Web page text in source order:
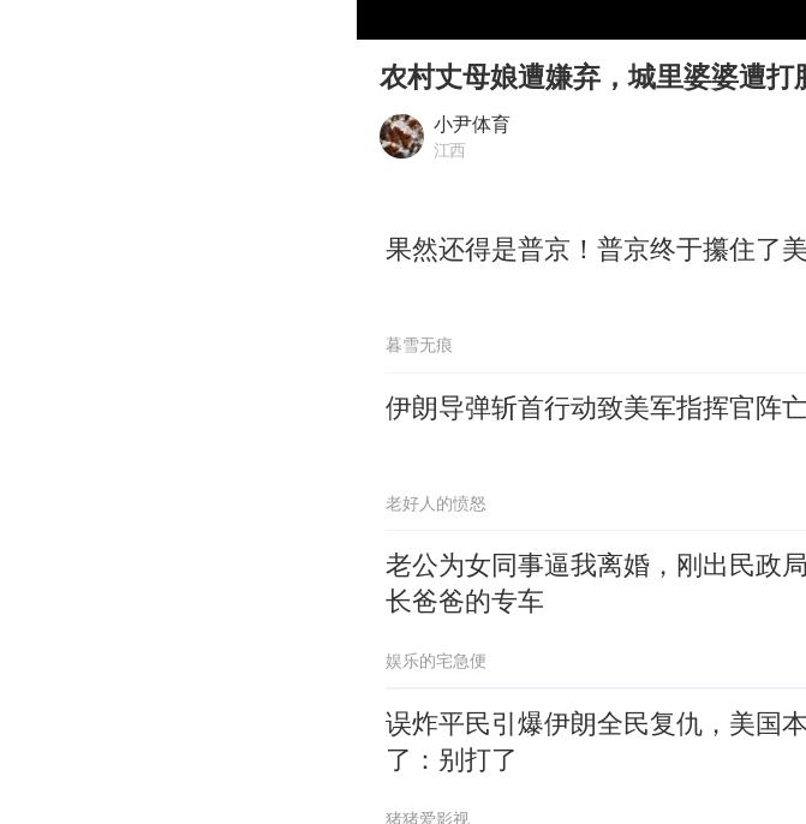
沪指震荡反弹涨0.57%
杨某某拒服兵役 不得录
余承东口误将24999元电
农村丈母娘遭嫌弃，城里婆婆遭打
小尹体育
江西
果然还得是普京！普京终于攥住了
暮雪无痕
伊朗导弹斩首行动致美军指挥官阵
老好人的愤怒
老公为女同事逼我离婚，刚出民政
长爸爸的专车
娱乐的宅急便
误炸平民引爆伊朗全民复仇，美国
了：别打了
猪猪爱影视